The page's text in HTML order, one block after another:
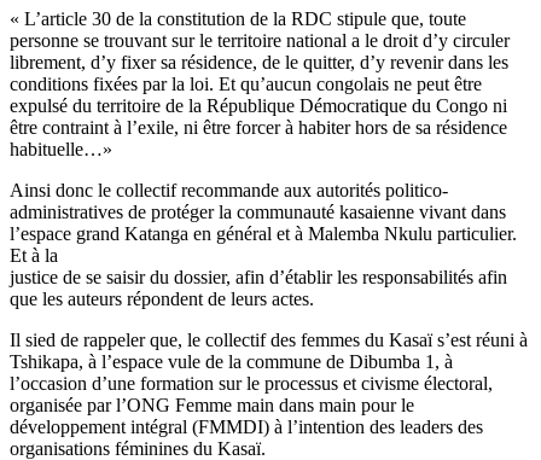
« L’article 30 de la constitution de la RDC stipule que, toute
personne se trouvant sur le territoire national a le droit d’y circuler
librement, d’y fixer sa résidence, de le quitter, d’y revenir dans les
conditions fixées par la loi. Et qu’aucun congolais ne peut être
expulsé du territoire de la République Démocratique du Congo ni
être contraint à l’exile, ni être forcer à habiter hors de sa résidence
habituelle…»
Ainsi donc le collectif recommande aux autorités politico-
administratives de protéger la communauté kasaienne vivant dans
l’espace grand Katanga en général et à Malemba Nkulu particulier.
Et à la
justice de se saisir du dossier, afin d’établir les responsabilités afin
que les auteurs répondent de leurs actes.
Il sied de rappeler que, le collectif des femmes du Kasaï s’est réuni à
Tshikapa, à l’espace vule de la commune de Dibumba 1, à
l’occasion d’une formation sur le processus et civisme électoral,
organisée par l’ONG Femme main dans main pour le
développement intégral (FMMDI) à l’intention des leaders des
organisations féminines du Kasaï.